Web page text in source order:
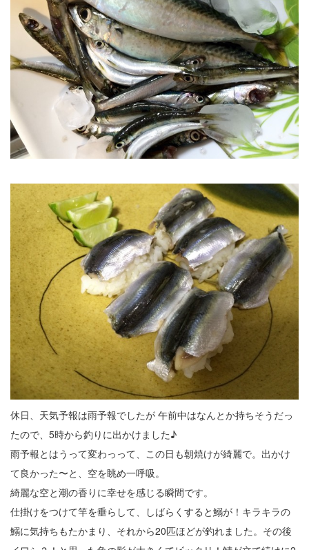
休日、天気予報は雨予報でしたが 午前中はなんとか持ちそうだっ
たので、5時から釣りに出かけました♪
雨予報とはうって変わっって、この日も朝焼けが綺麗で。出かけ
て良かった〜と、空を眺め一呼吸。
綺麗な空と潮の香りに幸せを感じる瞬間です。
仕掛けをつけて竿を垂らして、しばらくすると鰯が！キラキラの
鰯に気持ちもたかまり、それから20匹ほどが釣れました。その後
9
10
11
12
13
15
16
17
18
19
20
21
22
24
25
26
27